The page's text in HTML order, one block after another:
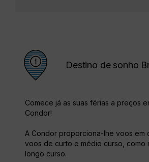
Destino de sonho
Comece já as suas férias a preços
Condor!
A Condor proporciona-lhe voos em
voos de curto e médio curso, como
longo curso.